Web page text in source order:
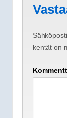
kentät on